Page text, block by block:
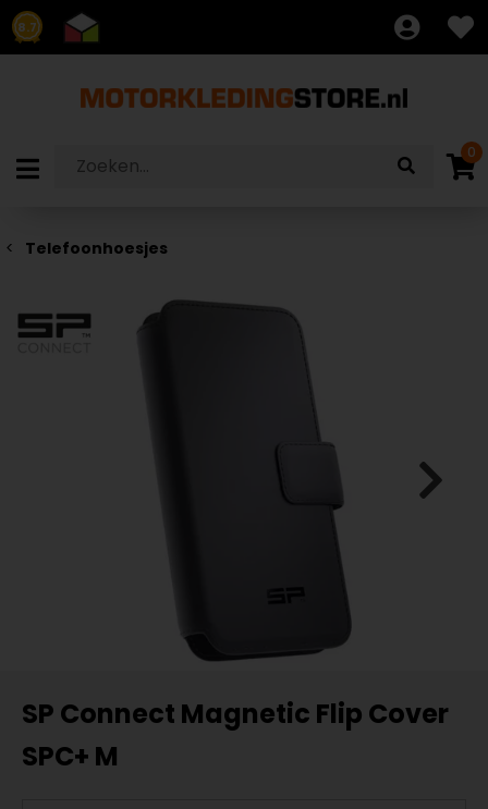
8.7
0
Telefoonhoesjes
SP Connect Magnetic Flip Cover
SPC+ M